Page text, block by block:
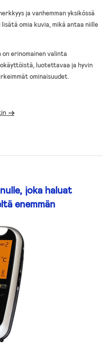
ja vanhemman yksikössä
omia kuvia, mikä antaa niille
erinomainen valinta
luotettavaa ja hyvin
ominaisuudet.
->
joka haluat
enemmän